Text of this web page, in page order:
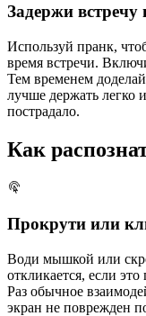
Задержи встречу
Используй пранк,
время встречи.
Тем временем
лучше держать легко
пострадало.
Как
Прокрути или
Води мышкой или
откликается, если
Раз обычное
экран не поврежден